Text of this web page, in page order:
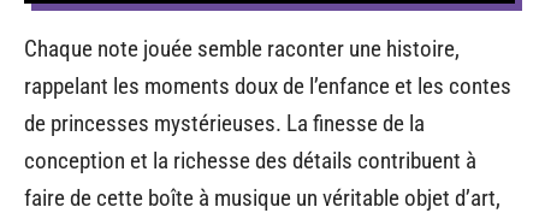
Chaque note jouée semble raconter une histoire,
rappelant les moments doux de l’enfance et les contes
de princesses mystérieuses. La finesse de la
conception et la richesse des détails contribuent à
faire de cette boîte à musique un véritable objet d’art,